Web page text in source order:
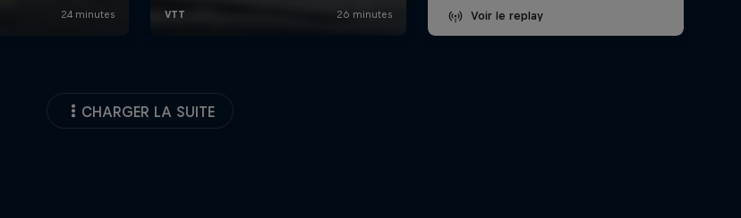
Voir le replay
CHARGER LA SUITE